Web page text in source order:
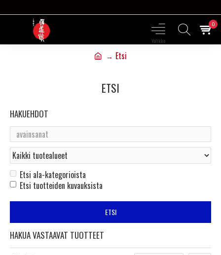
0
Etsi
ETSI
HAKUEHDOT
Etsi ala-kategorioista
Etsi tuotteiden kuvauksista
ETSI
HAKUA VASTAAVAT TUOTTEET